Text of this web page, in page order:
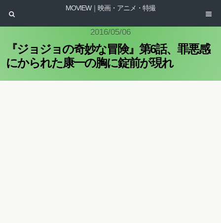
MOVIEW｜映画・アニメ・特撮
2016/05/06
『ジョジョの奇妙な冒険』第6話、罪悪感
にかられた康一の胸に錠前が現れ